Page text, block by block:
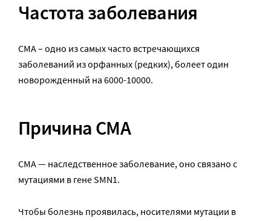
Частота заболевания
СМА – одно из самых часто встречающихся
заболеваний из орфанных (редких), болеет один
новорожденный на 6000-10000.
Причина СМА
СМА — наследственное заболевание, оно связано с
мутациями в гене SMN1.
Чтобы болезнь проявилась, носителями мутации в